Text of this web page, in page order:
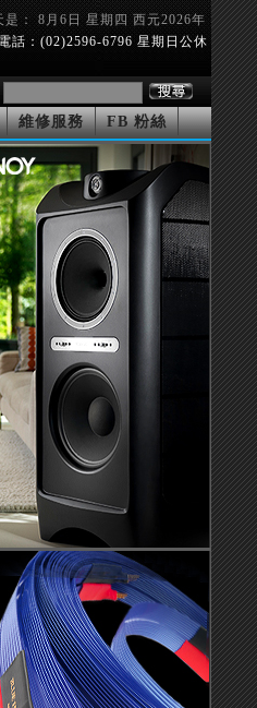
是： 8月6日 星期四 西元2026年
話：(02)2596-6796 星期日公休
維修服務 FB 粉絲